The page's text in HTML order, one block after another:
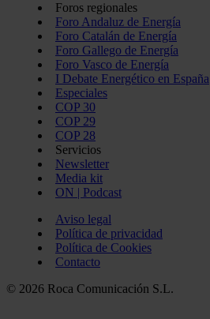
Foros regionales
Foro Andaluz de Energía
Foro Catalán de Energía
Foro Gallego de Energía
Foro Vasco de Energía
I Debate Energético en España
Especiales
COP 30
COP 29
COP 28
Servicios
Newsletter
Media kit
ON | Podcast
Aviso legal
Política de privacidad
Política de Cookies
Contacto
© 2026 Roca Comunicación S.L.